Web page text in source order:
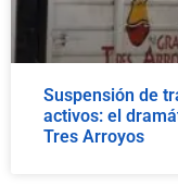
Suspensión de
activos: el
Tres Arroyos